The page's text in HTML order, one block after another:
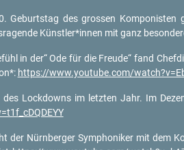
Ge­burts­tag des gros­sen Kom­po­nis­ten
Künst­ler*innen mit ganz
in der“ Ode für die Freu­de“ fand
https://​www.​youtube.​com/​
Lock­downs im letz­ten Jahr. Im
der Nürn­ber­ger Sym­pho­ni­ker mit dem